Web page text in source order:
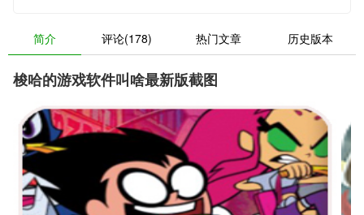
简介 评论(178) 热门文章 历史版本
梭哈的游戏软件叫啥最新版截图